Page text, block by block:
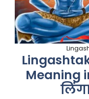
Meaning